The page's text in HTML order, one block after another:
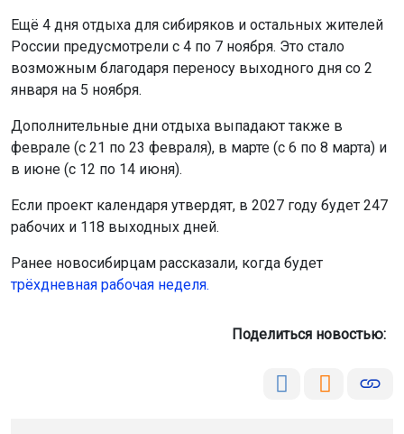
Ещё 4 дня отдыха для сибиряков и остальных жителей
России предусмотрели с 4 по 7 ноября. Это стало
возможным благодаря переносу выходного дня со 2
января на 5 ноября.
Дополнительные дни отдыха выпадают также в
феврале (с 21 по 23 февраля), в марте (с 6 по 8 марта) и
в июне (с 12 по 14 июня).
Если проект календаря утвердят, в 2027 году будет 247
рабочих и 118 выходных дней.
Ранее новосибирцам рассказали, когда будет
трёхдневная рабочая неделя.
Поделиться новостью: